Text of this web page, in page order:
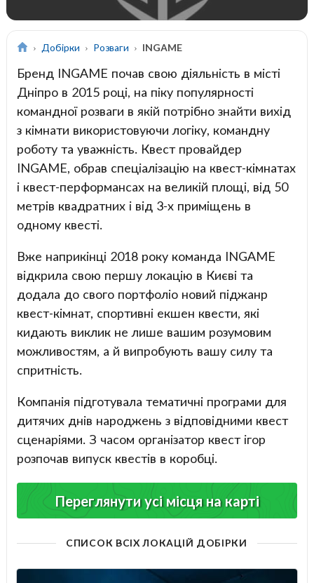
Добірки Розваги INGAME
Бренд INGAME почав свою діяльність в місті
Дніпро в 2015 році, на піку популярності
командної розваги в якій потрібно знайти вихід
з кімнати використовуючи логіку, командну
роботу та уважність. Квест провайдер
INGAME, обрав спеціалізацію на квест-кімнатах
і квест-перформансах на великій площі, від 50
метрів квадратних і від 3-х приміщень в
одному квесті.
Вже наприкінці 2018 року команда INGAME
відкрила свою першу локацію в Києві та
додала до свого портфоліо новий піджанр
квест-кімнат, спортивні екшен квести, які
кидають виклик не лише вашим розумовим
можливостям, а й випробують вашу силу та
спритність.
Компанія підготувала тематичні програми для
дитячих днів народжень з відповідними квест
сценаріями. З часом організатор квест ігор
розпочав випуск квестів в коробці.
Переглянути усі місця на карті
СПИСОК ВСІХ ЛОКАЦІЙ ДОБІРКИ